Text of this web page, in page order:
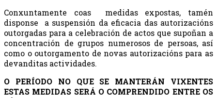
Conxuntamente coas medidas expostas, tamén
disponse a suspensión da eficacia das autorizacións
outorgadas para a celebración de actos que supoñan a
concentración de grupos numerosos de persoas, así
como o outorgamento de novas autorizacións para as
devanditas actividades.
O PERÍODO NO QUE SE MANTERÁN VIXENTES
ESTAS MEDIDAS SERÁ O COMPRENDIDO ENTRE OS